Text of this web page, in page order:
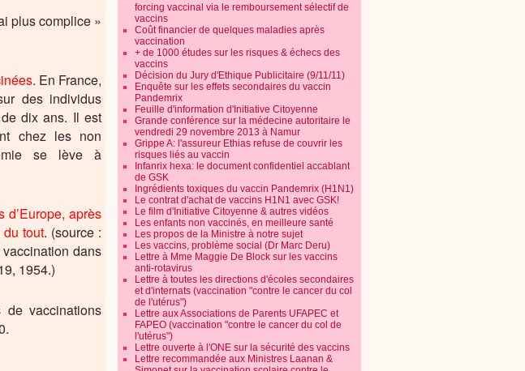
plus complice »
. En France,
des individus
dix ans. Il est
chez les non
se lève à
après
du tout. (source :
dans
1954.)
vaccinations
forcing vaccinal via le remboursement sélectif de
vaccins
Coût financier de quelques maladies après
vaccination
+ de 1000 études sur les risques & échecs des
vaccins
Décision du Jury d'Ethique Publicitaire (9/11/11)
Enquête sur les effets secondaires du vaccin
Pandemrix
Feuille d'information d'Initiative Citoyenne
Grande conférence sur la médecine autoritaire le
vendredi 29 novembre 2013 à Namur
Grippe A: l'assureur Ethias refuse de couvrir les
risques liés au vaccin
Infanrix hexa: le document confidentiel accablant
de GSK
Ingrédients toxiques du vaccin Pandemrix (H1N1)
Le contrat d'achat de vaccins H1N1 avec GSK!
Le film d'Initiative Citoyenne & autres vidéos
Les enfants non vaccinés, en meilleure santé
Les propos de la Ministre à notre sujet
Les vaccins, problème social (Dr Marc Deru)
Lettre à Mme Maggie De Block sur les vaccins
anti-rotavirus
Lettre à toutes les directions d'écoles secondaires
et d'internats (vaccination "contre le cancer du col
de l'utérus")
Lettre aux Associations de Parents UFAPEC et
FAPEO (vaccination "contre le cancer du col de
l'utérus")
Lettre ouverte à l'ONE sur la sécurité des vaccins
Lettre recommandée aux Ministres Laanan &